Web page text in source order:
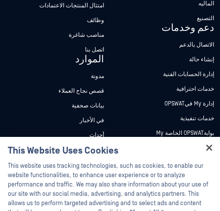
الماليه
التصنيع
دعم وخدمات
الاتصال بالدعم
إنشاء حالة
إدارة الحسابات الفنية
خدمات احترافية
إدارة My فيOPSWAT
خدمات تنفيذية
بوابةOPSWAT الخاصة My
وثائق تقنية
دورات تدريبية
برنامج الثغرات الأمنية
الشركاء
شهادات
امتثال المنتجات الاعتمادات
وظائف
مناصب شاغرة
اتصل بنا
الموارد
مدونة
قصص نجاح العملاء
بيانات صحفية
في الأخبار
أحداث
ندوات عبر الإنترنت
أوراق البيانات
مستندات تقنية
أدوات مجانية
This Website Uses Cookies
This website uses tracking technologies, such as cookies, to enable our
website functionalities, to enhance user experience or to analyze
performance and traffic. We may also share information about your use of
our site with our social media, advertising, and analytics partners. This
allows us to perform targeted advertising and to select ads and content
Hey there!
I'm Ozzy, your OPSWAT virtual assistant.
How can I help you secure what's critical
today?